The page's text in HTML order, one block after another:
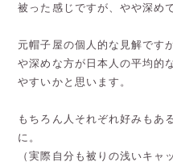
被った感じですが、やや深め
元帽子屋の個人的な見解です
や深めな方が日本人の平均的
やすいかと思います。
もちろん人それぞれ好みもあ
に。
（実際自分も被りの浅いキャ